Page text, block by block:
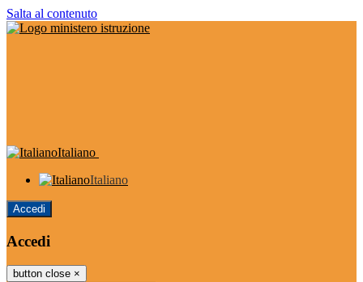
Salta al contenuto
Italiano
Italiano
Accedi
Accedi
button close ×